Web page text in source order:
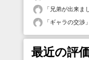
「 兄弟が出来ま
「ギャラの交渉 」
最近の評